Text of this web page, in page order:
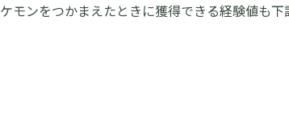
モンをつかまえたときに獲得できる経験値も下